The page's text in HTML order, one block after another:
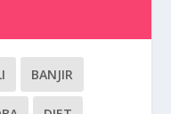
BANJIR